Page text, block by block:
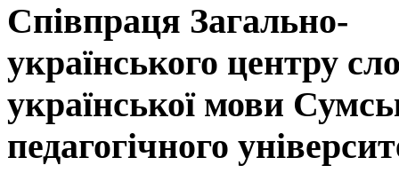
Співпраця Загально-
українського центру
української мови
педагогічного